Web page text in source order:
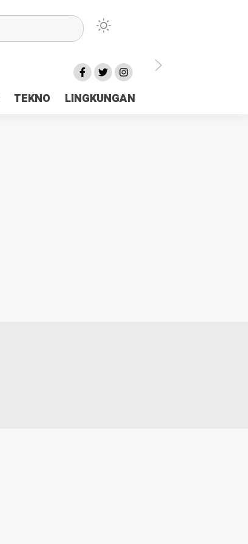
TEKNO LINGKUNGAN
Papua
Miliar Disorot